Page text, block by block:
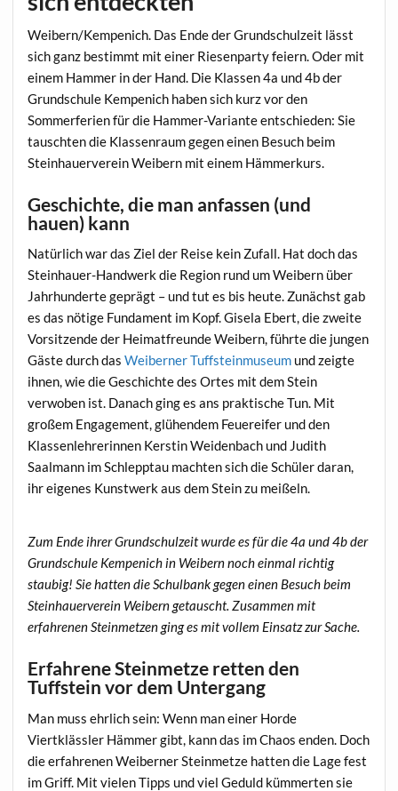
Weibern/Kempenich. Das Ende der Grundschulzeit lässt
sich ganz bestimmt mit einer Riesenparty feiern. Oder mit
einem Hammer in der Hand. Die Klassen 4a und 4b der
Grundschule Kempenich haben sich kurz vor den
Sommerferien für die Hammer-Variante entschieden: Sie
tauschten die Klassenraum gegen einen Besuch beim
Steinhauerverein Weibern mit einem Hämmerkurs.
Geschichte, die man anfassen (und
hauen) kann
Natürlich war das Ziel der Reise kein Zufall. Hat doch das
Steinhauer-Handwerk die Region rund um Weibern über
Jahrhunderte geprägt – und tut es bis heute. Zunächst gab
es das nötige Fundament im Kopf. Gisela Ebert, die zweite
Vorsitzende der Heimatfreunde Weibern, führte die jungen
Gäste durch dasWeiberner Tuffsteinmuseum und zeigte
ihnen, wie die Geschichte des Ortes mit dem Stein
verwoben ist. Danach ging es ans praktische Tun. Mit
großem Engagement, glühendem Feuereifer und den
Klassenlehrerinnen Kerstin Weidenbach und Judith
Saalmann im Schlepptau machten sich die Schüler daran,
ihr eigenes Kunstwerk aus dem Stein zu meißeln.
Zum Ende ihrer Grundschulzeit wurde es für die 4a und 4b der
Grundschule Kempenich in Weibern noch einmal richtig
staubig! Sie hatten die Schulbank gegen einen Besuch beim
Steinhauerverein Weibern getauscht. Zusammen mit
erfahrenen Steinmetzen ging es mit vollem Einsatz zur Sache.
Erfahrene Steinmetze retten den
Tuffstein vor dem Untergang
Man muss ehrlich sein: Wenn man einer Horde
Viertklässler Hämmer gibt, kann das im Chaos enden. Doch
die erfahrenen Weiberner Steinmetze hatten die Lage fest
im Griff. Mit vielen Tipps und viel Geduld kümmerten sie